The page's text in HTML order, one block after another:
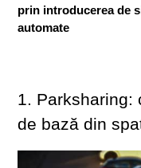
prin introducerea de
automate
1. Parksharing:
de bază din